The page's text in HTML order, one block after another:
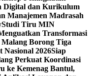
Digital dan Kurikulum
Manajemen Madrasah
Studi Tiru MIN
Transformasi
Borong Tiga
Nasional 2026Siap
Perkuat Koordinasi
ke Kemenag Bantul,